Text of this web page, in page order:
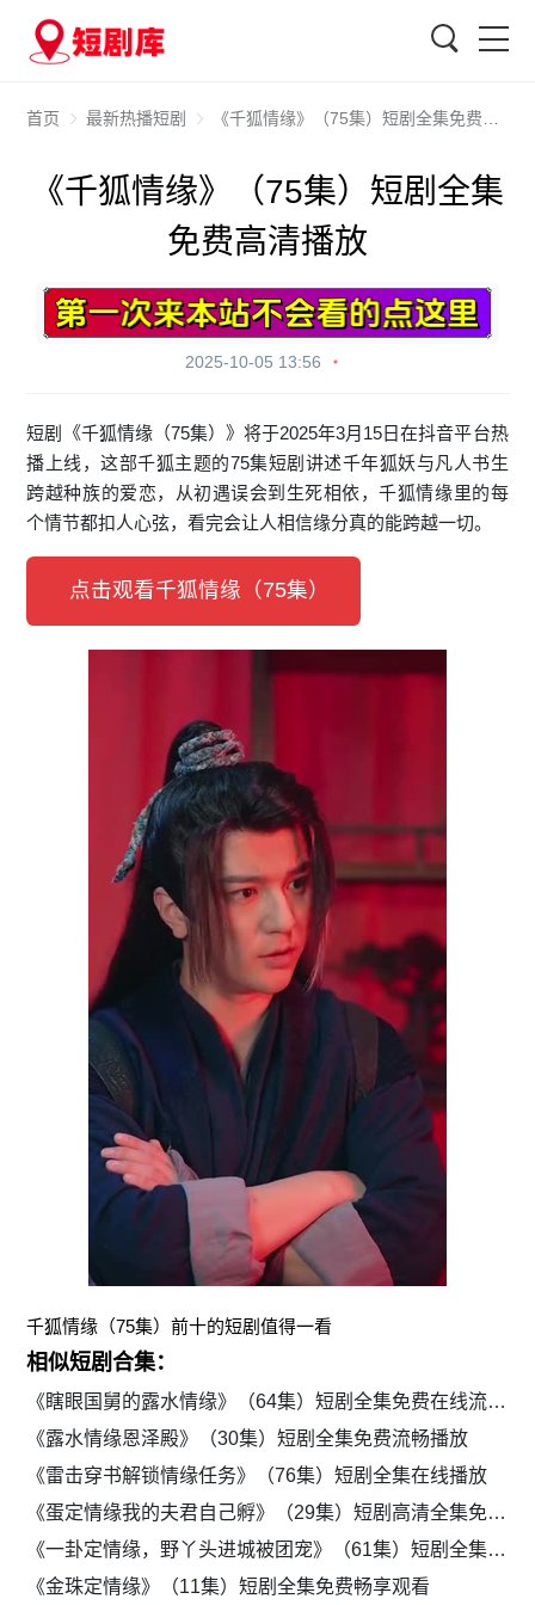
首页 最新热播短剧 《千狐情缘》（75集）短剧全集免费高清播放
《千狐情缘》（75集）短剧全集
免费高清播放
2025-10-05 13:56
短剧《千狐情缘（75集）》将于2025年3月15日在抖音平台热
播上线，这部千狐主题的75集短剧讲述千年狐妖与凡人书生
跨越种族的爱恋，从初遇误会到生死相依，千狐情缘里的每
个情节都扣人心弦，看完会让人相信缘分真的能跨越一切。
点击观看千狐情缘（75集）
千狐情缘（75集）前十的短剧值得一看
相似短剧合集：
《瞎眼国舅的露水情缘》（64集）短剧全集免费在线流畅播放
《露水情缘恩泽殿》（30集）短剧全集免费流畅播放
《雷击穿书解锁情缘任务》（76集）短剧全集在线播放
《蛋定情缘我的夫君自己孵》（29集）短剧高清全集免费追
《一卦定情缘，野丫头进城被团宠》（61集）短剧全集免费在线畅看
《金珠定情缘》（11集）短剧全集免费畅享观看